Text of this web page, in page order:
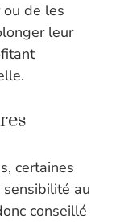
de les
leur
certaines
au
conseillé